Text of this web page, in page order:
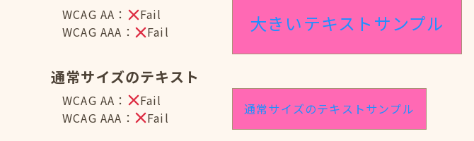
WCAG AA：
Fail
WCAG AAA：
Fail 大きいテキストサンプル
通常サイズのテキスト
WCAG AA：
Fail
WCAG AAA：
Fail
通常サイズのテキストサンプル